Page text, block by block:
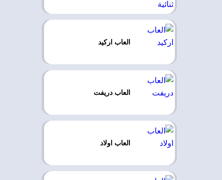
العاب اركيد
العاب دريفت
العاب اولاد